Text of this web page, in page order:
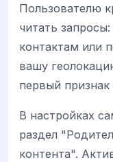
Пользователю
читать
контактам или
вашу
первый
В настройках
раздел
контента".